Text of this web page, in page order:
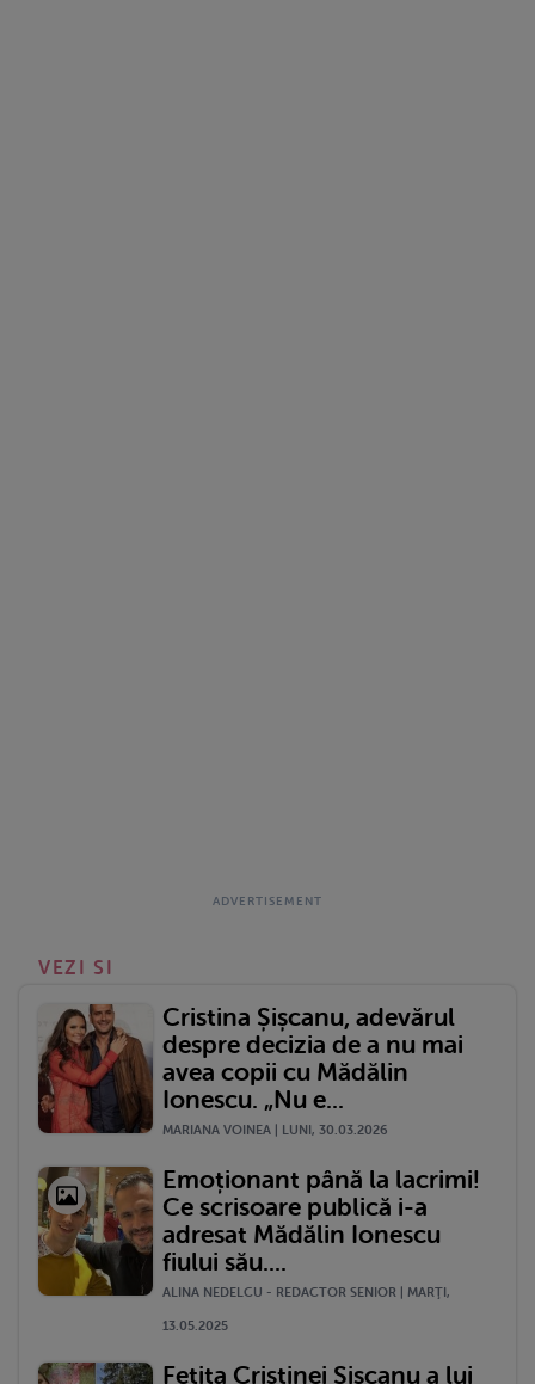
VEZI SI
Cristina Șișcanu, adevărul
despre decizia de a nu mai
avea copii cu Mădălin
Ionescu. „Nu e...
MARIANA VOINEA | LUNI, 30.03.2026
Emoționant până la lacrimi!
Ce scrisoare publică i-a
adresat Mădălin Ionescu
fiului său....
ALINA NEDELCU - REDACTOR SENIOR | MARŢI,
13.05.2025
Fetița Cristinei Șișcanu a lui